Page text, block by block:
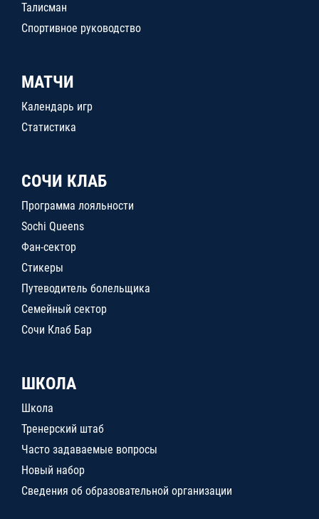
Талисман
Спортивное руководство
МАТЧИ
Календарь игр
Статистика
СОЧИ КЛАБ
Программа лояльности
Sochi Queens
Фан-сектор
Стикеры
Путеводитель болельщика
Семейный сектор
Сочи Клаб Бар
ШКОЛА
Школа
Тренерский штаб
Часто задаваемые вопросы
Новый набор
Сведения об образовательной организации